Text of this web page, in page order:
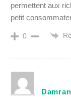
permettent aux
petit
0
Damran